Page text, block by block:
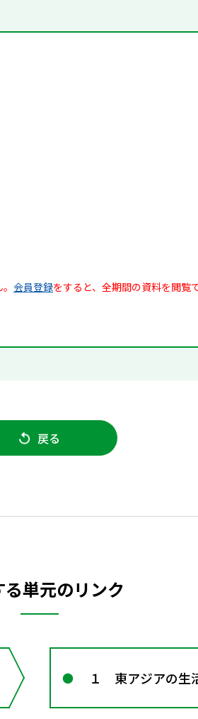
会員登録をすると、全期間の資料を閲覧
戻る
る単元のリンク
１ 東アジアの生